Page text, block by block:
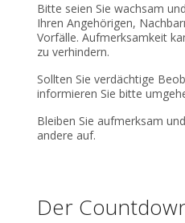
Bitte seien Sie wachsam
Ihren Angehörigen,
Vorfälle. Aufmerksamkeit
zu verhindern.
Sollten Sie verdächtige
informieren Sie bitte
Bleiben Sie aufmerksam
andere auf.
Der